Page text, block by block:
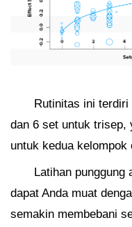
Rutinitas ini
dan 6 set untuk trisep,
untuk kedua kelompok
Latihan punggung
dapat Anda muat
semakin membebani